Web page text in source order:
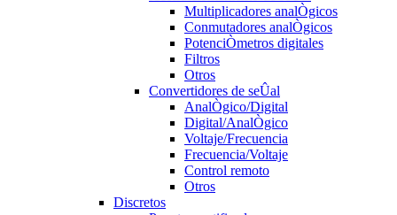
Multiplicadores analÒgicos
Conmutadores analÒgicos
PotenciÒmetros digitales
Filtros
Otros
Convertidores de seÛal
AnalÒgico/Digital
Digital/AnalÒgico
Voltaje/Frecuencia
Frecuencia/Voltaje
Control remoto
Otros
Discretos